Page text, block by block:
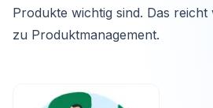
Produkte wichtig sind. Das reicht
zu Produktmanagement.